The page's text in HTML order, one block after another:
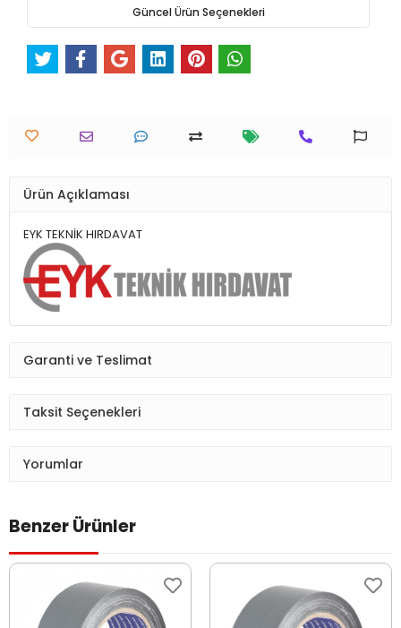
Güncel Ürün Seçenekleri
Ürün Açıklaması
EYK TEKNİK HIRDAVAT
Garanti ve Teslimat
Taksit Seçenekleri
Yorumlar
Benzer Ürünler